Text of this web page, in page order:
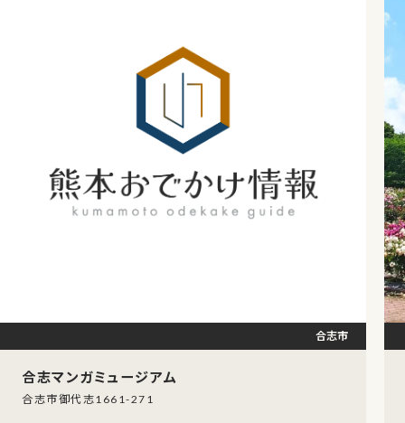
合志マンガミュージアム
合志市御代志1661-271
合志市